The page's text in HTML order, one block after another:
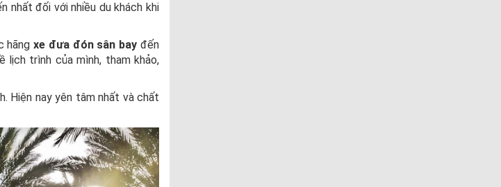
nhất đối với nhiều du khách khi
hãngxe đưa đón sân bay đến
lịch trình của mình, tham khảo,
Hiện nay yên tâm nhất và chất